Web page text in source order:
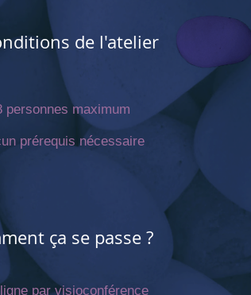
de l'atelier
personnes maximum
prérequis nécessaire
ça se passe ?
par visioconférence